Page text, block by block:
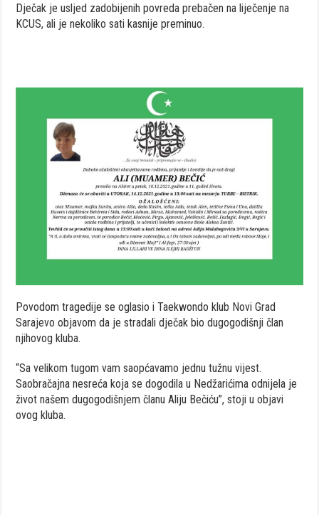
Dječak je usljed zadobijenih povreda prebačen na liječenje na
KCUS, ali je nekoliko sati kasnije preminuo.
Povodom tragedije se oglasio i Taekwondo klub Novi Grad
Sarajevo objavom da je stradali dječak bio dugogodišnji član
njihovog kluba.
“Sa velikom tugom vam saopćavamo jednu tužnu vijest.
Saobračajna nesreća koja se dogodila u Nedžarićima odnijela je
život našem dugogodišnjem članu Aliju Bečiću”, stoji u objavi
ovog kluba.